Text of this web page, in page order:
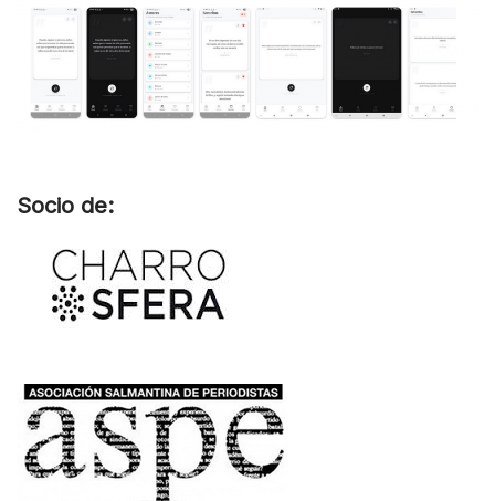
Socio de: